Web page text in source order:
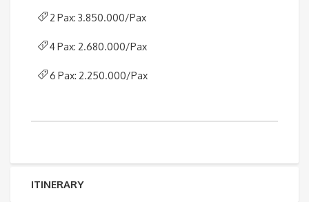
2 Pax: 3.850.000/Pax
4 Pax: 2.680.000/Pax
6 Pax: 2.250.000/Pax
ITINERARY